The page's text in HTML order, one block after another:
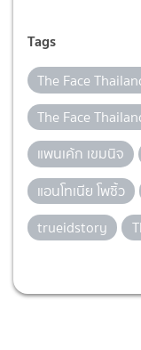
Tags
The Face
The Face
แพนเค้ก เขมนิจ
แอนโทเนีย โพซิ้ว
trueidstory